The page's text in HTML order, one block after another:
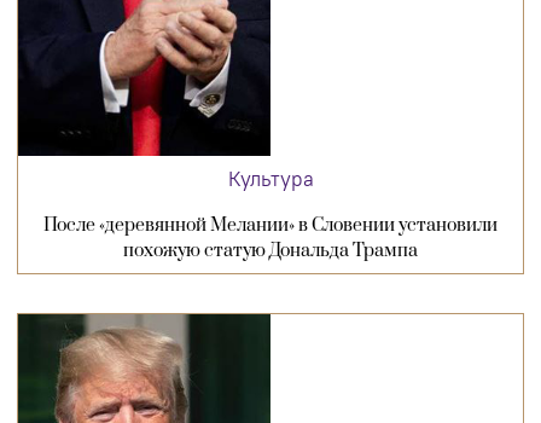
Культура
После «деревянной Мелании» в Словении установили
похожую статую Дональда Трампа